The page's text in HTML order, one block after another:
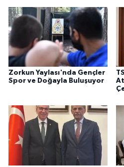
Zorkun Yaylası'nda Gençler
Spor ve Doğayla Buluşuyor